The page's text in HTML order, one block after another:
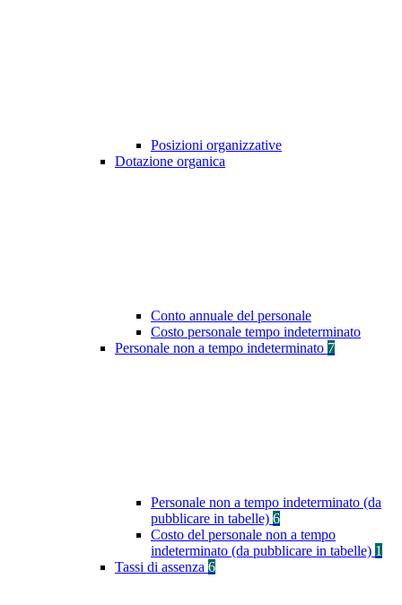
Posizioni organizzative
Dotazione organica
Conto annuale del personale
Costo personale tempo indeterminato
Personale non a tempo indeterminato 7
Personale non a tempo indeterminato (da
pubblicare in tabelle) 6
Costo del personale non a tempo
indeterminato (da pubblicare in tabelle) 1
Tassi di assenza 6